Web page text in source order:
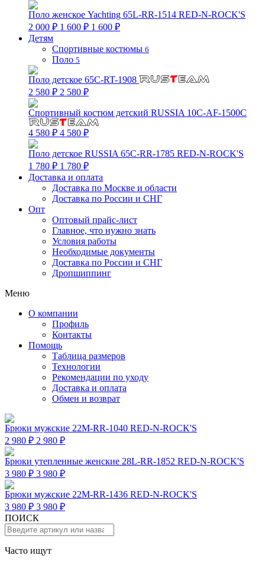
Поло женское Yachting 65L-RR-1514 RED-N-ROCK'S
2 000 ₽ 1 600 ₽ 1 600 ₽
Детям
Спортивные костюмы 6
Поло 5
Поло детское 65C-RT-1908
2 580 ₽ 2 580 ₽
Спортивный костюм детский RUSSIA 10C-AF-1500C
4 580 ₽ 4 580 ₽
Поло детское RUSSIA 65C-RR-1785 RED-N-ROCK'S
1 780 ₽ 1 780 ₽
Доставка и оплата
Доставка по Москве и области
Доставка по России и СНГ
Опт
Оптовый прайс-лист
Главное, что нужно знать
Условия работы
Необходимые документы
Доставка по России и СНГ
Дропшиппинг
Меню
О компании
Профиль
Контакты
Помощь
Таблица размеров
Технологии
Рекомендации по уходу
Доставка и оплата
Обмен и возврат
Брюки мужские 22M-RR-1040 RED-N-ROCK'S
2 980 ₽ 2 980 ₽
Брюки утепленные женские 28L-RR-1852 RED-N-ROCK'S
3 980 ₽ 3 980 ₽
Брюки мужские 22M-RR-1436 RED-N-ROCK'S
3 980 ₽ 3 980 ₽
ПОИСК
Часто ищут